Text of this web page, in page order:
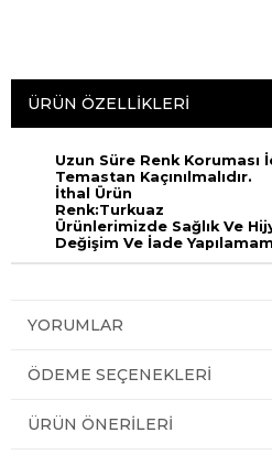
ÜRÜN ÖZELLIKLERI
Uzun Süre Renk
Temastan Kaçınılmalıdır.
İthal Ürün
Renk:Turkuaz
Ürünlerimizde Sağlık Ve
Değişim Ve İade
YORUMLAR
ÖDEME SEÇENEKLERI
ÜRÜN ÖNERILERI